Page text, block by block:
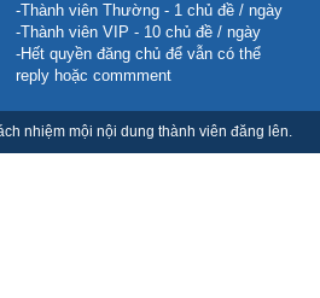
-Thành viên Thường - 1 chủ đề / ngày
-Thành viên VIP - 10 chủ đề / ngày
-Hết quyền đăng chủ để vẫn có thể
reply hoặc commment
nhiệm mội nội dung thành viên đăng lên.